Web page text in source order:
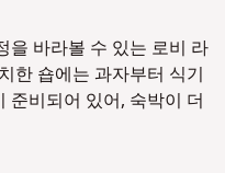
을 바라볼 수 있는 로비 라
한 숍에는 과자부터 식기
준비되어 있어, 숙박이 더